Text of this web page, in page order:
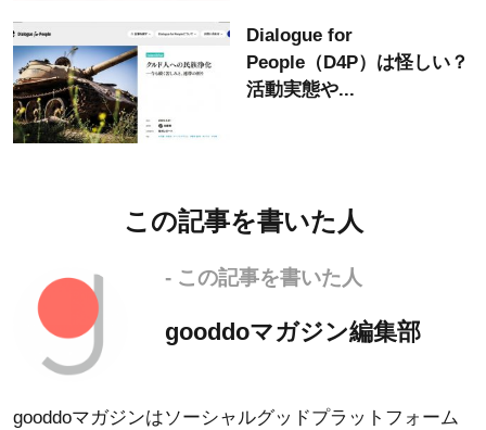
Dialogue for
People（D4P）は怪しい？
活動実態や...
この記事を書いた人
- この記事を書いた人
gooddoマガジン編集部
gooddoマガジンはソーシャルグッドプラットフォーム